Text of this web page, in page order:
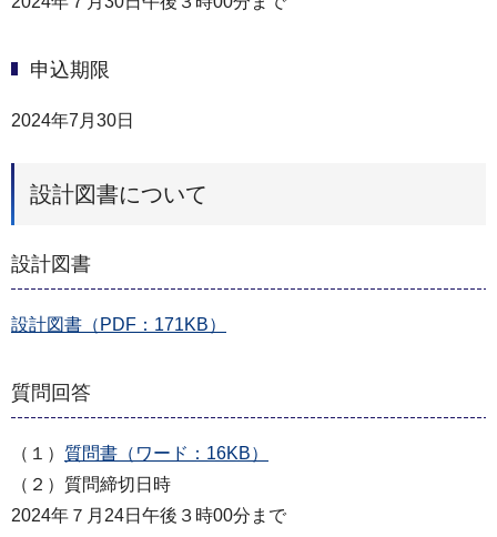
申込期限
2024年7月30日
設計図書について
設計図書
設計図書（PDF：171KB）
質問回答
（１） 質問書（ワード：16KB）
（２）質問締切⽇時
2024年７⽉24⽇午後３時00分まで